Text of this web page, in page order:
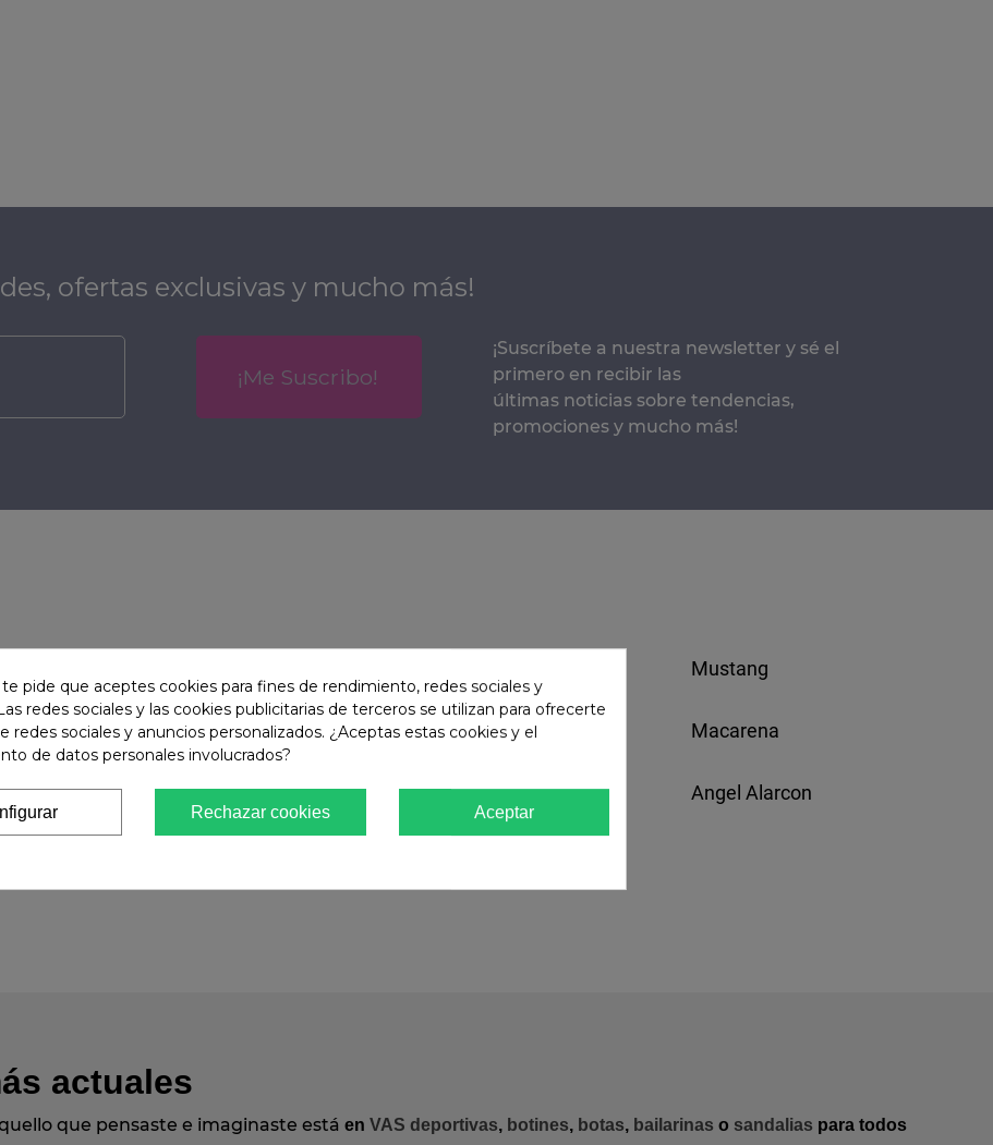
ofertas exclusivas y mucho más!
¡Suscríbete a nuestra newsletter y sé el
primero en recibir las
últimas noticias sobre tendencias,
promociones y mucho más!
¡Me Suscribo!
Mustang
Natural World Dude Macarena
Gioseppo Yokono Angel Alarcon
actuales
que pensaste e imaginaste estáenVAS deportivas, botines, botas, bailarinas o sandalias para todos
pide que aceptes cookies para fines de rendimiento, redes sociales y
redes sociales y las cookies publicitarias de terceros se utilizan para ofrecerte
redes sociales y anuncios personalizados. ¿Aceptas estas cookies y el
de datos personales involucrados?
Aceptar
Rechazar cookies